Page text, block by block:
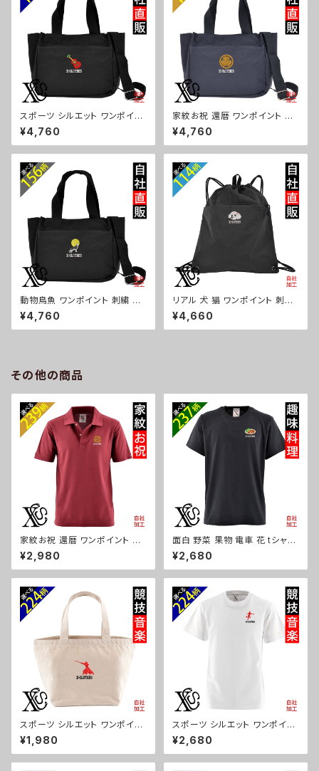
スポーツ シルエット ワンポイン
ト 刺繍トート ショルダーバッグ
カジュアル 軽量 レディース メン
ズ 雑貨 グッズ 自社ブランド 柄
バスケ テニス 和太鼓 大相撲 or
i-a-bg181-b08-s
¥4,760
家紋お祝 還暦 ワンポイント 刺
繍トート ショルダーバッグ カジ
ュアル 軽量 レディース メンズ
雑貨 グッズ 自社ブランド 柄 丸
木瓜 蔦 桐 ロゴ スカル ori-a-b
g181-b07-s
¥4,760
動物鳥魚 ワンポイント 刺繍 ト
ート ショルダーバッグ カジュア
ル 軽量 レディース メンズ 雑貨
グッズ 自社ブランド 柄 馬 豚 魚
¥4,760
リアル 犬 猫 ワンポイント 刺繍
撥水 ナイロン ナップサック メン
ズ 大容量 ジム サブバッグ レデ
ィース 雑貨 グッズ 自社ブランド
¥4,660
その他の商品
家紋お祝 還暦 ワンポイント 刺
繍 オリジナル 半袖 ポロシャツ
メンズ 無地 ロゴ おしゃれ ゴル
フ 吸汗速乾 赤 レッド ワイン 父
瓜 桔梗 巴 藤 羽 菱 唐花 木瓜
蔦 桐 織田信長 徳川家康 ori-a
m-poh2-r07-s
¥2,980
面白 野菜 果物 電車 花 tシャツ
リアル 刺繍 プレゼント 5.6oz
オリジナル 半袖 Tシャツ メンズ
ワンポイント ロゴ おしゃれ カッ
2-b09-s
¥2,680
スポーツ シルエット ワンポイン
ト 刺繍 ミニトートバッグ レディ
ース キッズ メンズ キャンバス オ
リジナル 小さめ 帆布 おしゃれ
¥1,980
スポーツ シルエット ワンポイン
ト 刺繍 プレゼント 5.6oz オリ
ジナル 半袖 Tシャツ メンズ ロ
ゴ おしゃれ tシャツ 無地 カット
¥2,680